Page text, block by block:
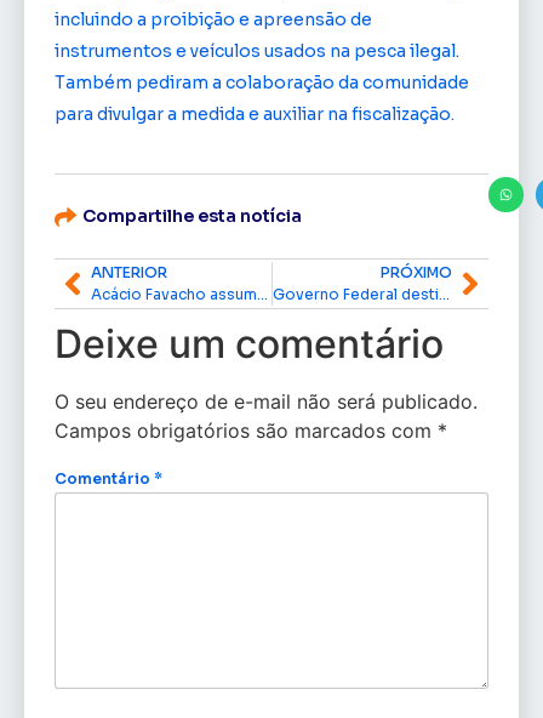
incluindo a proibição e apreensão de
instrumentos e veículos usados na pesca ilegal.
Também pediram a colaboração da comunidade
para divulgar a medida e auxiliar na fiscalização.
Compartilhe esta notícia
ANTERIOR
Acácio Favacho assume relatoria setorial do Turismo no Orçamento da União 2026
PRÓXIMO
Governo Federal destina R$ 2,2 milhões e cria força-tarefa para combater praga que afeta lavouras de mandioca no Amapá
Deixe um comentário
O seu endereço de e-mail não será publicado.
Campos obrigatórios são marcados com *
Comentário *